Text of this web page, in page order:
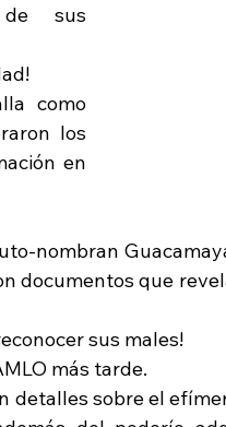
sus
como
los
en
nombran
documentos que
sus males!
más tarde.
detalles sobre el